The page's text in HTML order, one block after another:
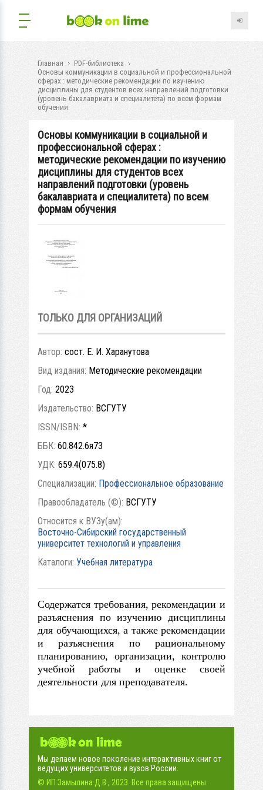
Главная
PDF-библиотека
Основы коммуникации в социальной и профессиональной
сферах : методические рекомендации по изучению
дисциплины для студентов всех направлений подготовки
(уровень бакалавриата и специалитета) по всем формам
обучения
Основы коммуникации в социальной и
профессиональной сферах :
методические рекомендации по изучению
дисциплины для студентов всех
направлений подготовки (уровень
бакалавриата и специалитета) по всем
формам обучения
ТОЛЬКО ДЛЯ ОРГАНИЗАЦИЙ
Автор: сост. Е. И. Харанутова
Вид издания: Методические рекомендации
Год: 2023
Издательство: ВСГУТУ
ISSN/ISBN: *
ББК: 60.842.6я73
УДК: 659.4(075.8)
Специализации: Профессиональное образование
Правообладатель (©): ВСГУТУ
Относится к ВУЗу(ам):
Восточно-Сибирский государственный
университет технологий и управления
Каталоги: Учебная литература
Содержатся требования, рекомендации и
разъяснения по изучению дисциплины
для обучающихся, а также рекомендации
и разъяснения по рациональному
планированию, организации, контролю
учебной работы и оценке своей
деятельности для преподавателя.
Мы делаем новое поколение интерактивных книг от
ведущих университетов и вузов России.
© ИП Замылина Д.В., 2023. Все права защищены.